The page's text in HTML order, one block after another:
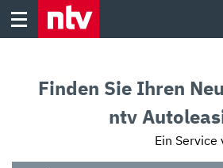
Skip
Audio
Finden Sie Ihren
ntv
Ein Service